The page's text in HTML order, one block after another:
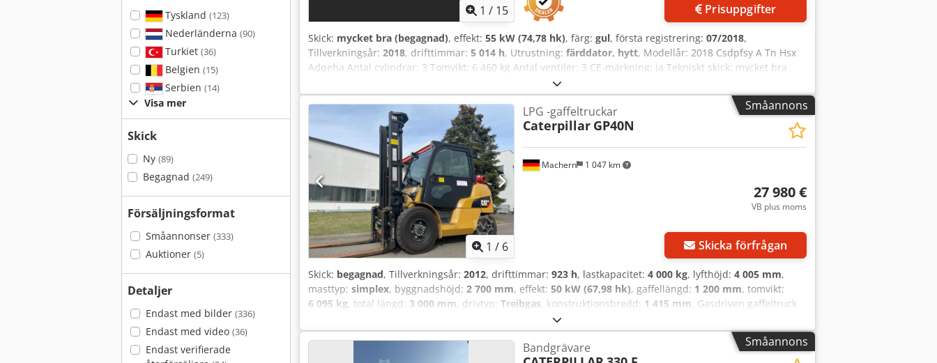
Tyskland (123)
Nederländerna (90)
Turkiet (36)
Belgien (15)
Serbien (14)
Visa mer
Skick
Ny (89)
Begagnad (249)
Försäljningsformat
Småannonser (333)
Auktioner (5)
Detaljer
Endast med bilder (336)
Endast med video (36)
Endast verifierade
1 / 15 Prisuppgifter
Skick: mycket bra (begagnad), effekt: 55 kW (74,78 hk), färg: gul, första registrering: 07/2018,
Tillverkningsår: 2018, drifttimmar: 5 014 h, Utrustning: färddator, hytt, Modellår: 2018 Csdpfsy A Tn Hsx
Adqeha Antal cylindrar: 3 Tomvikt: 6 460 kg Antal ventiler: 3 CE-märkning: ja Tekniskt skick: mycket bra
Optiskt skick: mycket bra Pris: På förfrågan Serienummer: CAT0908MAH8803391 = Fler alternativ och
tillbehör = - Tredje ventil - Sluten hytt - Centralsmörjning
Småannons
1 / 6
Machern 1 047 km
LPG -gaffeltruckar
Caterpillar GP40N
27 980 €
VB plus moms
Skicka förfrågan
Skick: begagnad, Tillverkningsår: 2012, drifttimmar: 923 h, lastkapacitet: 4 000 kg, lyfthöjd: 4 005 mm,
masttyp: simplex, byggnadshöjd: 2 700 mm, effekt: 50 kW (67,98 hk), gaffellängd: 1 200 mm, tomvikt:
6 095 kg, total längd: 3 000 mm, drivtyp: Treibgas, konstruktionsbredd: 1 415 mm, Gasdriven gaffeltruck
Lastcentrum: 500 Gaffelbredd: 125 mm Gaffeltjocklek: 50 mm Masthöjdtyp: Standard Tekniskt skick:
mycket bra Framdäck typ: Luft Chjdjl Hbmpspfx Adqea Framdäck skick: 60 - 80 % Bakdäck typ: Luft
Bakdäck skick: 60 - 80 % Beskrivning: Begagnad maskin i gott skick. Underhåll och UVV-kontroll förnyad.
Småannons
Bandgrävare